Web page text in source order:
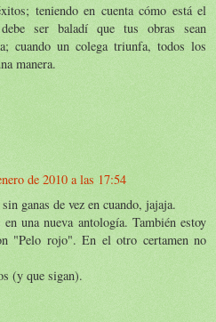
teniendo en cuenta cómo está el
ser baladí que tus obras sean
cuando un colega triunfa, todos los
manera.
de 2010 a las 17:54
ganas de vez en cuando, jajaja.
una nueva antología. También estoy
"Pelo rojo". En el otro certamen no
(y que sigan).